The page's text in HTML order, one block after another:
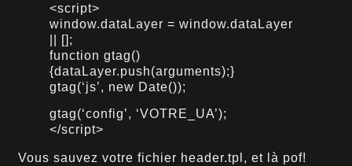
<script>
window.dataLayer = window.dataLayer
|| [];
function gtag()
{dataLayer.push(arguments);}
gtag(‘js’, new Date());
gtag(‘config’, ‘VOTRE_UA’);
</script>
Vous sauvez votre fichier header.tpl, et là pof!